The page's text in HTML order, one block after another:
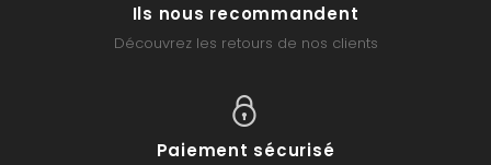
Ils nous recommandent
Découvrez les retours de nos clients
Paiement sécurisé